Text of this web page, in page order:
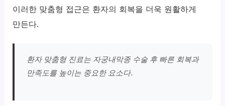
이러한 맞춤형 접근은 환자의 회복을 더욱 원활하게
만든다.
환자 맞춤형 진료는 자궁내막종 수술 후 빠른 회복과
만족도를 높이는 중요한 요소다.